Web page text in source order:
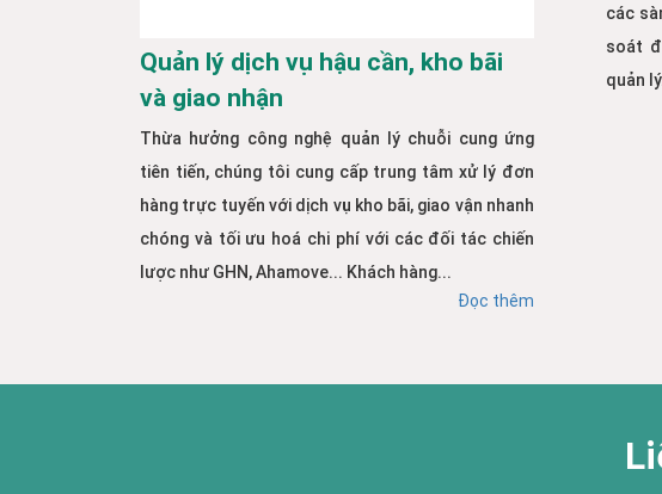
Quản lý dịch vụ hậu cần, kho bãi
và giao nhận
Thừa hưởng công nghệ quản lý chuỗi cung ứng
tiên tiến, chúng tôi cung cấp trung tâm xử lý đơn
hàng trực tuyến với dịch vụ kho bãi, giao vận nhanh
chóng và tối ưu hoá chi phí với các đối tác chiến
lược như GHN, Ahamove... Khách hàng...
Đọc thêm
các
soát
quản